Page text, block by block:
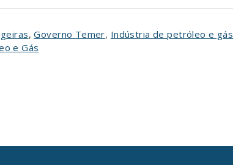
,Governo Temer, Indústria de petróleo e gás
e Gás